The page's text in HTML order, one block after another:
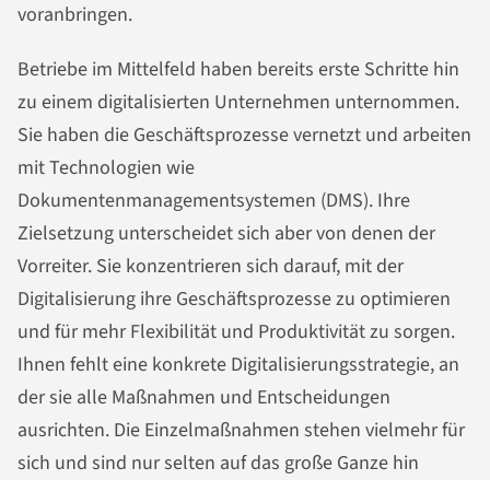
voranbringen.
Betriebe im Mittelfeld haben bereits erste Schritte hin
zu einem digitalisierten Unternehmen unternommen.
Sie haben die Geschäftsprozesse vernetzt und arbeiten
mit Technologien wie
Dokumentenmanagementsystemen (DMS). Ihre
Zielsetzung unterscheidet sich aber von denen der
Vorreiter. Sie konzentrieren sich darauf, mit der
Digitalisierung ihre Geschäftsprozesse zu optimieren
und für mehr Flexibilität und Produktivität zu sorgen.
Ihnen fehlt eine konkrete Digitalisierungsstrategie, an
der sie alle Maßnahmen und Entscheidungen
ausrichten. Die Einzelmaßnahmen stehen vielmehr für
sich und sind nur selten auf das große Ganze hin